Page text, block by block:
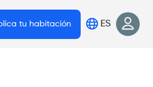
tu habitación ES